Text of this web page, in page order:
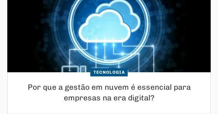
TECNOLOGIA
Por que a gestão em nuvem é essencial para
empresas na era digital?